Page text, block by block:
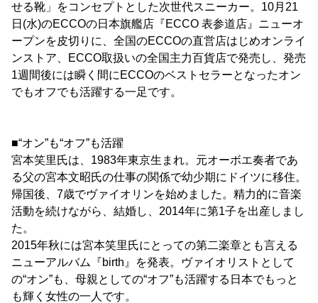
せる靴」をコンセプトとした次世代スニーカー。10月21
日(水)のECCOの日本旗艦店『ECCO 表参道店』ニューオ
ープンを皮切りに、全国のECCOの直営店はじめオンライ
ンストア、ECCO取扱いの全国主力百貨店で発売し、発売
1週間後には瞬く間にECCOのベストセラーとなったオン
でもオフでも活躍する一足です。
■“オン”も“オフ”も活躍
宮本笑里氏は、1983年東京生まれ。元オーボエ奏者であ
る父の宮本文昭氏の仕事の関係で幼少期にドイツに移住。
帰国後、7歳でヴァイオリンを始めました。精力的に音楽
活動を続けながら、結婚し、2014年に第1子を出産しまし
た。
2015年秋には宮本笑里氏にとっての第二楽章とも言える
ニューアルバム『birth』を発表。ヴァイオリストとして
の“オン”も、母親としての“オフ”も活躍する日本でもっと
も輝く女性の一人です。